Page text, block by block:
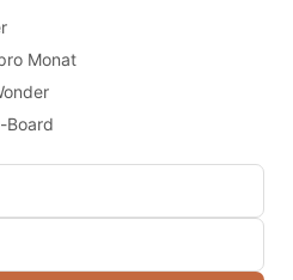
Podcast
unsere
Monat
Board